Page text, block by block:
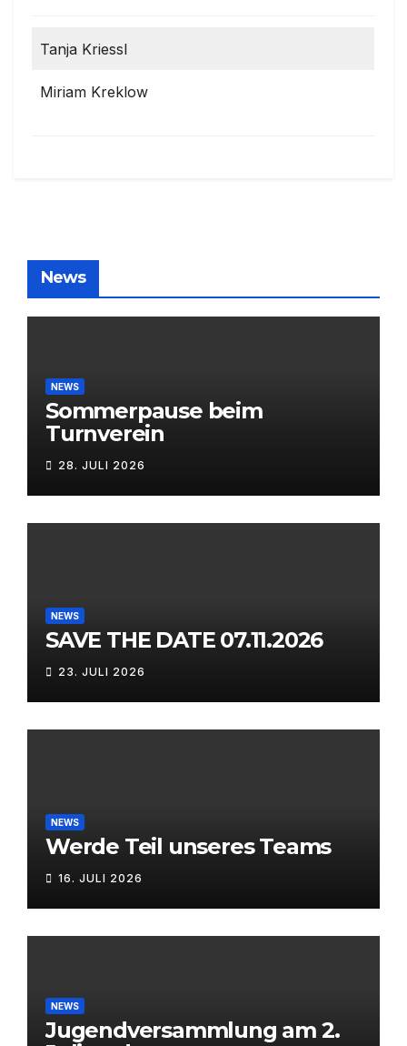
Tanja Kriessl
Miriam Kreklow
News
NEWS
Sommerpause beim
Turnverein
28. JULI 2026
NEWS
SAVE THE DATE 07.11.2026
23. JULI 2026
NEWS
Werde Teil unseres Teams
16. JULI 2026
NEWS
Jugendversammlung am 2.